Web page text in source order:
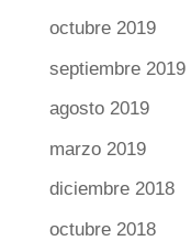
octubre 2019
septiembre 2019
agosto 2019
marzo 2019
diciembre 2018
octubre 2018